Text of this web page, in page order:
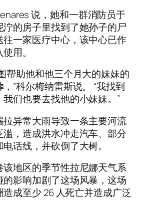
说，她和一群消防员于
泞的房子里找到了她孙子的尸
往一家医疗中心，该中心已作
用。
帮助他和他三个月大的妹妹的
”科尔梅纳雷斯说。 “我找到
们也要去找他的小妹妹。”
拉异常大雨导致一条主要河流
滥，造成洪水冲走汽车、部分
话线，并砍倒了大树。
该地区的季节性拉尼娜天气系
的影响加剧了这场风暴，这场
成至少 26 人死亡并造成广泛